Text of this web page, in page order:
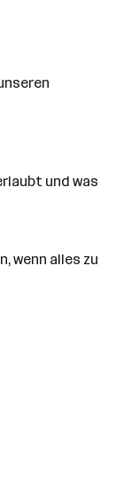
und was
wenn alles zu